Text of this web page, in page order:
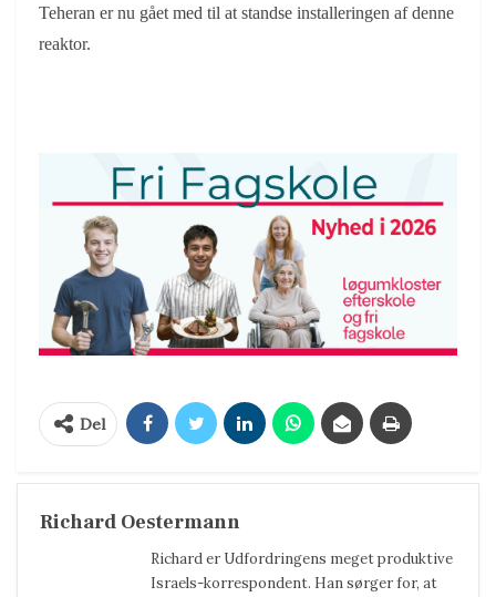
Teheran er nu gået med til at standse installeringen af denne
reaktor.
Del
Richard Oestermann
Richard er Udfordringens meget produktive
Israels-korrespondent. Han sørger for, at